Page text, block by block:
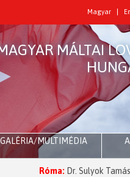
Magyar
MÁLTAI
GALÉRIA/MULTIMÉDIA
Dr. Sulyok Tamás a